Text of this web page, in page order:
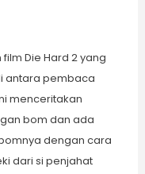
Die Hard 2 yang
antara pembaca
menceritakan
bom dan ada
dengan cara
dari si penjahat